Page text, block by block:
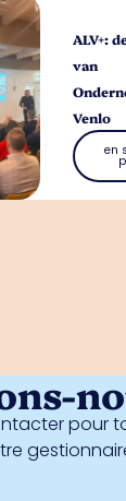
ALV+:
van
Venlo
en
pour